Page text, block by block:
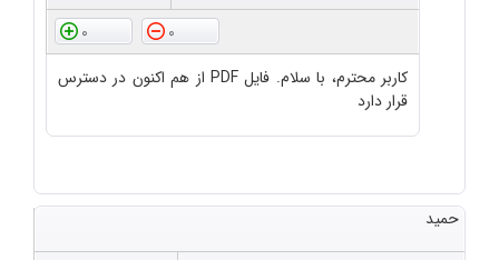
0
0
کاربر محترم، با سلام. فایل PDF از هم اکنون در دسترس
قرار دارد
حمید